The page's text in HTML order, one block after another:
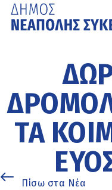
περιεχόμενο
ΤΑ
Πίσω στα Νέα